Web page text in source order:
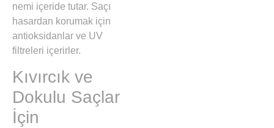
nemi içeride tutar. Saçı
hasardan korumak için
antioksidanlar ve UV
filtreleri içerirler.
Kıvırcık ve
Dokulu Saçlar
İçin